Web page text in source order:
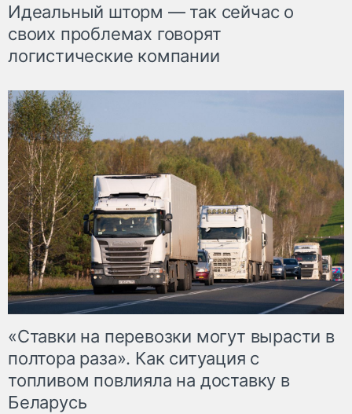
Идеальный шторм — так сейчас о
своих проблемах говорят
логистические компании
«Ставки на перевозки могут вырасти в
полтора раза». Как ситуация с
топливом повлияла на доставку в
Беларусь